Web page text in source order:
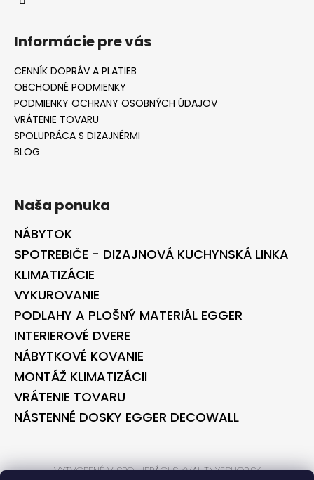
Informácie pre vás
CENNÍK DOPRÁV A PLATIEB
OBCHODNÉ PODMIENKY
PODMIENKY OCHRANY OSOBNÝCH ÚDAJOV
VRÁTENIE TOVARU
SPOLUPRÁCA S DIZAJNÉRMI
BLOG
Naša ponuka
NÁBYTOK
SPOTREBIČE - DIZAJNOVÁ KUCHYNSKÁ LINKA
KLIMATIZÁCIE
VYKUROVANIE
PODLAHY A PLOŠNÝ MATERIÁL EGGER
INTERIEROVÉ DVERE
NÁBYTKOVÉ KOVANIE
MONTÁŽ KLIMATIZÁCII
VRÁTENIE TOVARU
NÁSTENNÉ DOSKY EGGER DECOWALL
VYTVORENÉ V SPOLUPRÁCI S KVALITNYESHOP.SK